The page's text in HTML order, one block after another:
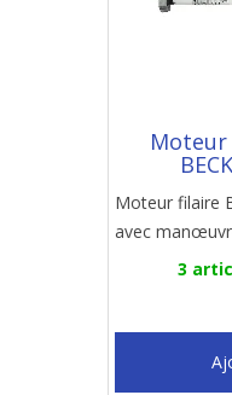
Moteur filaire
avec
3